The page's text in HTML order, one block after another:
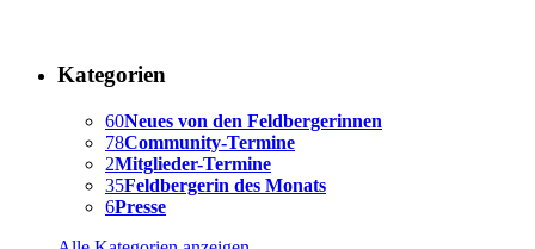
Kategorien
60Neues von den Feldbergerinnen
78Community-Termine
2Mitglieder-Termine
35Feldbergerin des Monats
6Presse